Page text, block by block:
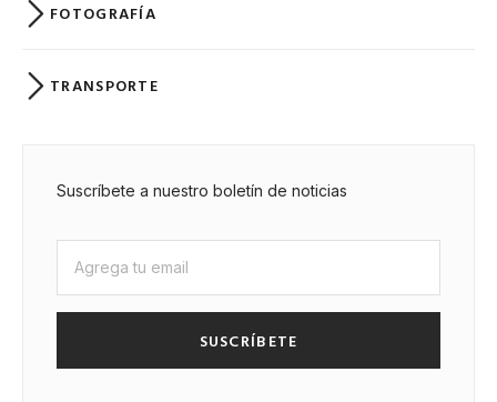
FOTOGRAFÍA
TRANSPORTE
Suscríbete a nuestro boletín de noticias
SUSCRÍBETE